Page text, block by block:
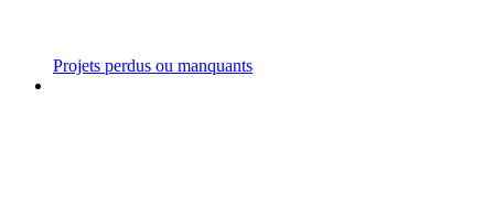
Projets perdus ou manquants